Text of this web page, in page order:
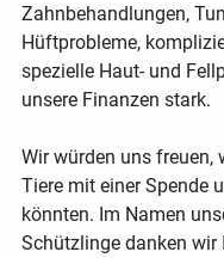
Zahnbehandlungen,
Hüftprobleme,
spezielle Haut- und
unsere Finanzen stark.
Wir würden uns freuen,
Tiere mit einer Spende
könnten. Im Namen
Schützlinge danken wir